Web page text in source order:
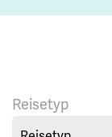
Reisetyp